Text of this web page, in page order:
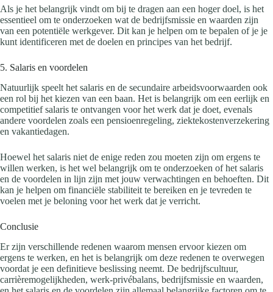
Als je het belangrijk vindt om bij te dragen aan een hoger doel, is het
essentieel om te onderzoeken wat de bedrijfsmissie en waarden zijn
van een potentiële werkgever. Dit kan je helpen om te bepalen of je je
kunt identificeren met de doelen en principes van het bedrijf.
5. Salaris en voordelen
Natuurlijk speelt het salaris en de secundaire arbeidsvoorwaarden ook
een rol bij het kiezen van een baan. Het is belangrijk om een eerlijk en
competitief salaris te ontvangen voor het werk dat je doet, evenals
andere voordelen zoals een pensioenregeling, ziektekostenverzekering
en vakantiedagen.
Hoewel het salaris niet de enige reden zou moeten zijn om ergens te
willen werken, is het wel belangrijk om te onderzoeken of het salaris
en de voordelen in lijn zijn met jouw verwachtingen en behoeften. Dit
kan je helpen om financiële stabiliteit te bereiken en je tevreden te
voelen met je beloning voor het werk dat je verricht.
Conclusie
Er zijn verschillende redenen waarom mensen ervoor kiezen om
ergens te werken, en het is belangrijk om deze redenen te overwegen
voordat je een definitieve beslissing neemt. De bedrijfscultuur,
carrièremogelijkheden, werk-privébalans, bedrijfsmissie en waarden,